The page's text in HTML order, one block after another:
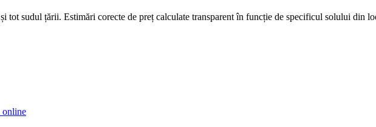
sudul țării. Estimări corecte de preț calculate transparent în funcție de specificul solului din
online